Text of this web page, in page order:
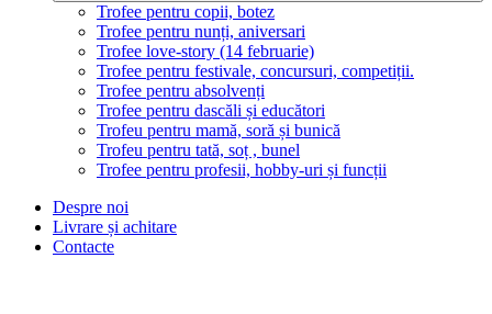
Trofee pentru copii, botez
Trofee pentru nunți, aniversari
Trofee love-story (14 februarie)
Trofee pentru festivale, concursuri, competiții.
Trofee pentru absolvenți
Trofee pentru dascăli și educători
Trofeu pentru mamă, soră și bunică
Trofeu pentru tată, soț , bunel
Trofee pentru profesii, hobby-uri și funcții
Despre noi
Livrare și achitare
Contacte